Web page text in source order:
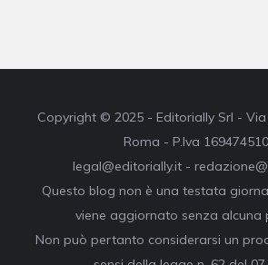
Copyright © 2025 - Editorially Srl - Via
Roma - P.Iva
legal@editorially.it -
Questo blog non è una testata
viene aggiornato senza alcuna
Non può pertanto considerarsi un